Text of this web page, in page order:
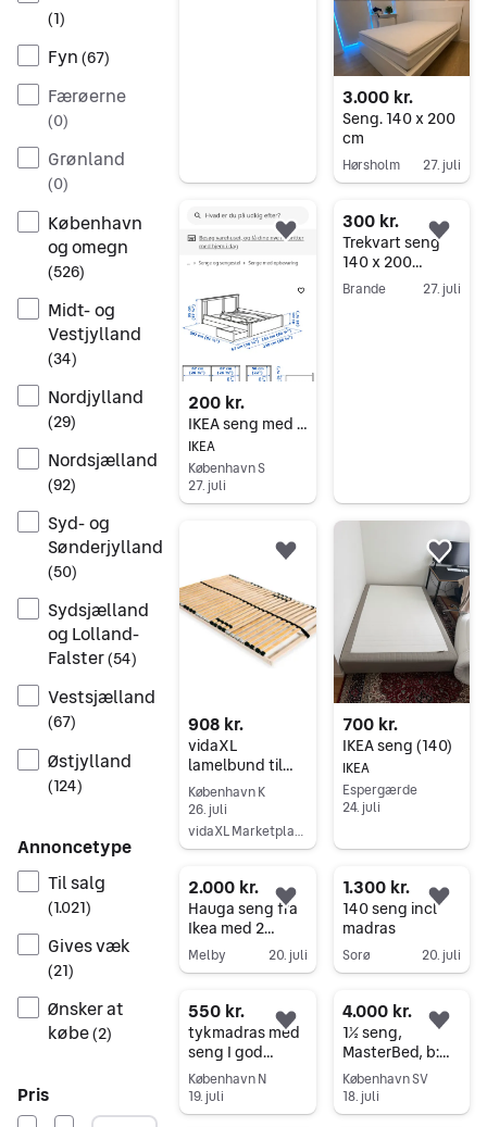
(1)
Fyn (67)
Færøerne
(0)
Grønland
(0)
København
og omegn
(526)
Midt- og
Vestjylland
(34)
Nordjylland
(29)
Nordsjælland
(92)
Syd- og
Sønderjylland
(50)
Sydsjælland
og Lolland-
Falster(54)
Vestsjælland
(67)
Østjylland
(124)
Annoncetype
Til salg
(1.021)
Gives væk
(21)
Ønsker at
købe(2)
Pris
3.000 kr.
Seng. 140 x 200
cm
Hørsholm 27. juli
200 kr.
IKEA seng med opbevaring 140 . 200m
IKEA
København S
27. juli
Føj til favoritter.
300 kr.
Trekvart seng
140 x 200
sælges
Brande 27. juli
908 kr.
vidaXL
lamelbund til
seng med 28
lameller 7 zoner
140 x 200 cm
København K
26. juli
vidaXL Marketplace
Føj til favoritter.
700 kr.
IKEA seng (140)
IKEA
Espergærde
24. juli
Føj
2.000 kr.
Hauga seng fra
Ikea med 2
skuffer,
lamelbund og
200 cm
Melby 20. juli
Føj til favoritter.
1.300 kr.
140 seng incl
madras
Sorø 20. juli
550 kr.
tykmadras med
seng I god
stand 140×200
København N
19. juli
Føj til favoritter.
4.000 kr.
1½ seng,
MasterBed, b:
140 l: 200 h: 55
København SV
18. juli